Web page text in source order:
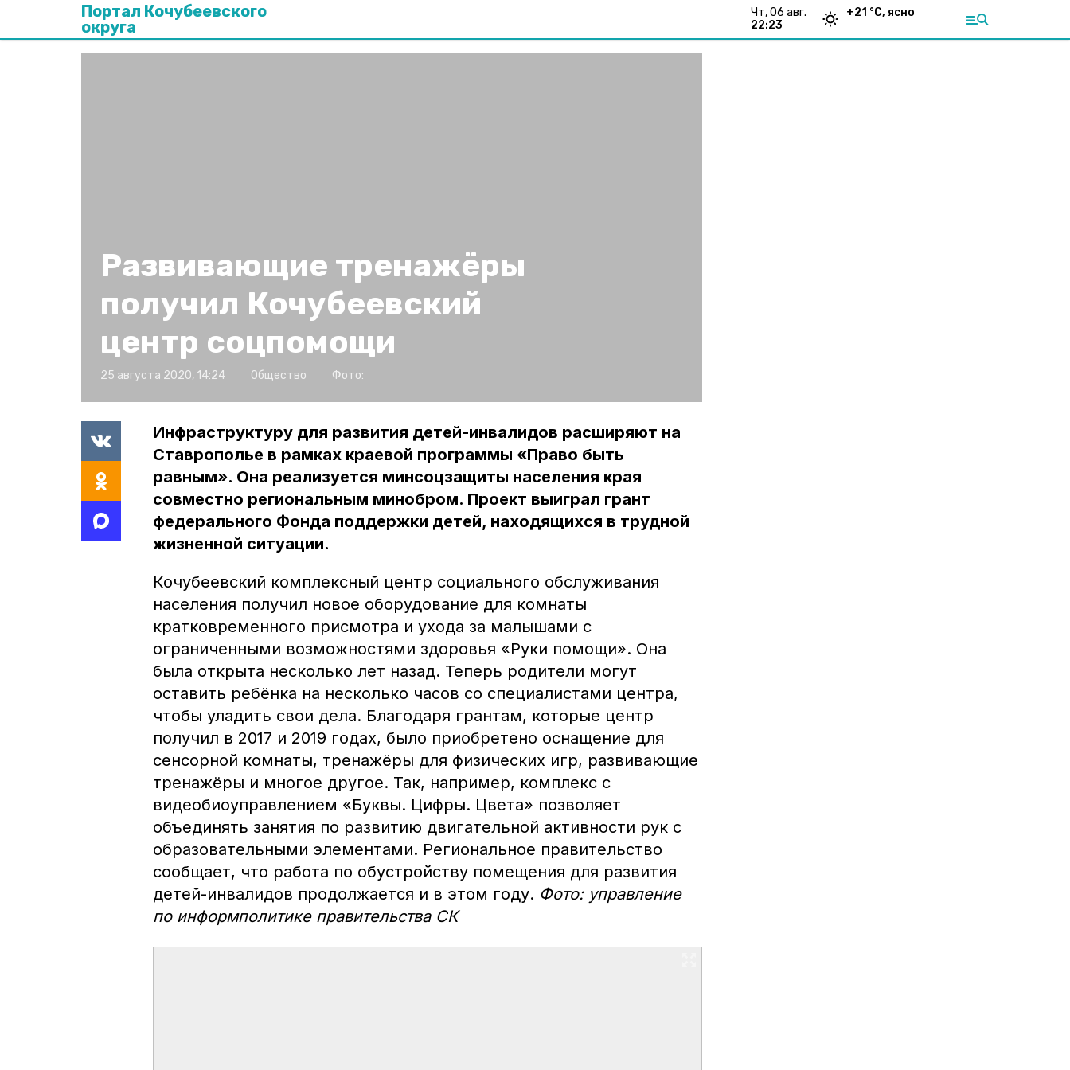
Портал Кочубеевского
округа
чт, 06 авг.
22:23
+21 °С, ясно
Развивающие тренажёры
получил Кочубеевский
центр соцпомощи
25 августа 2020, 14:24 Общество Фото:
Инфраструктуру для развития детей-инвалидов расширяют на
Ставрополье в рамках краевой программы «Право быть
равным». Она реализуется минсоцзащиты населения края
совместно региональным минобром. Проект выиграл грант
федерального Фонда поддержки детей, находящихся в трудной
жизненной ситуации.
Кочубеевский комплексный центр социального обслуживания
населения получил новое оборудование для комнаты
кратковременного присмотра и ухода за малышами с
ограниченными возможностями здоровья «Руки помощи». Она
была открыта несколько лет назад. Теперь родители могут
оставить ребёнка на несколько часов со специалистами центра,
чтобы уладить свои дела. Благодаря грантам, которые центр
получил в 2017 и 2019 годах, было приобретено оснащение для
сенсорной комнаты, тренажёры для физических игр, развивающие
тренажёры и многое другое. Так, например, комплекс с
видеобиоуправлением «Буквы. Цифры. Цвета» позволяет
объединять занятия по развитию двигательной активности рук с
образовательными элементами. Региональное правительство
сообщает, что работа по обустройству помещения для развития
детей-инвалидов продолжается и в этом году. Фото: управление
по информполитике правительства СК